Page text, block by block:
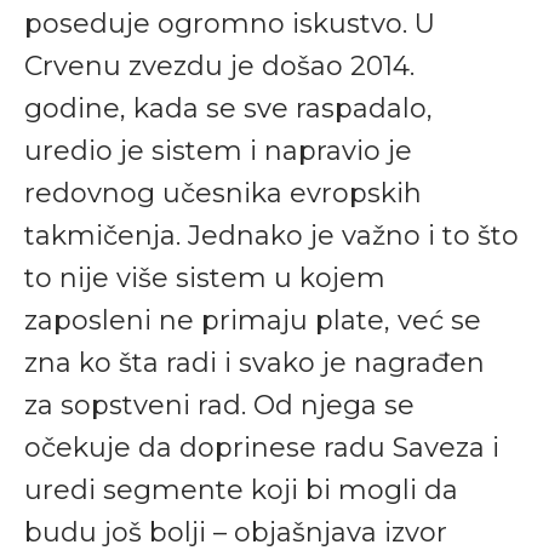
poseduje ogromno iskustvo. U
Crvenu zvezdu je došao 2014.
godine, kada se sve raspadalo,
uredio je sistem i napravio je
redovnog učesnika evropskih
takmičenja. Jednako je važno i to što
to nije više sistem u kojem
zaposleni ne primaju plate, već se
zna ko šta radi i svako je nagrađen
za sopstveni rad. Od njega se
očekuje da doprinese radu Saveza i
uredi segmente koji bi mogli da
budu još bolji – objašnjava izvor